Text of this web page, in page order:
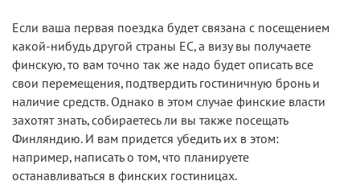
Если ваша первая поездка будет связана с посещением
какой-нибудь другой страны ЕС, а визу вы получаете
финскую, то вам точно так же надо будет описать все
свои перемещения, подтвердить гостиничную бронь и
наличие средств. Однако в этом случае финские власти
захотят знать, собираетесь ли вы также посещать
Финляндию. И вам придется убедить их в этом:
например, написать о том, что планируете
останавливаться в финских гостиницах.